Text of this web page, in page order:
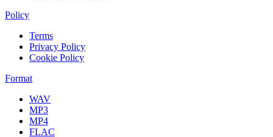
Policy
Terms
Privacy Policy
Cookie Policy
Format
WAV
MP3
MP4
FLAC